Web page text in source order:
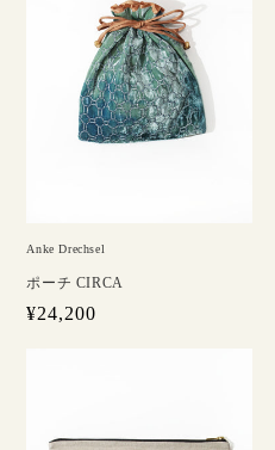
Anke Drechsel
ポーチ CIRCA
通
¥24,200